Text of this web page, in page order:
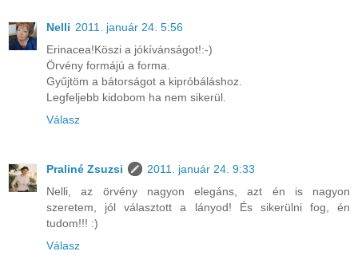
Nelli 2011. január 24. 5:56
Erinacea!Köszi a jókívánságot!:-)
Örvény formájú a forma.
Gyűjtöm a bátorságot a kipróbáláshoz.
Legfeljebb kidobom ha nem sikerül.
Válasz
Praliné Zsuzsi
2011. január 24. 9:33
Nelli, az örvény nagyon elegáns, azt én is nagyon
szeretem, jól választott a lányod! És sikerülni fog, én
tudom!!! :)
Válasz